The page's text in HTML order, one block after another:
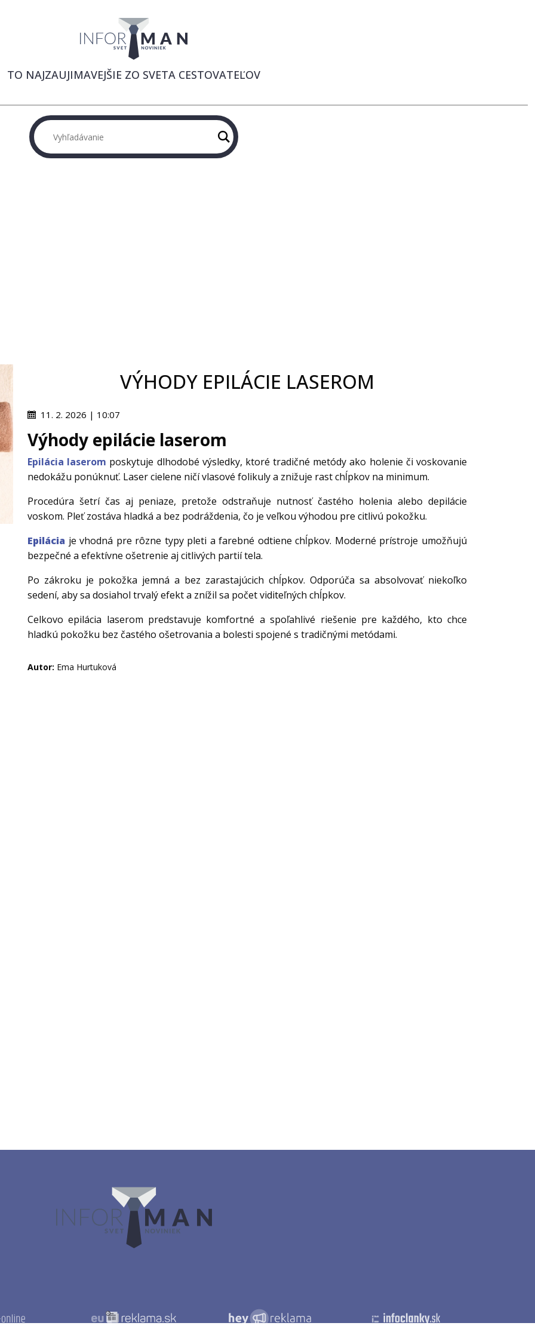
TO NAJZAUJIMAVEJŠIE ZO SVETA CESTOVATEĽOV
VÝHODY EPILÁCIE LASEROM
11. 2. 2026 | 10:07
Výhody epilácie laserom
Epilácia laserom poskytuje dlhodobé výsledky, ktoré tradičné metódy ako holenie či voskovanie
nedokážu ponúknuť. Laser cielene ničí vlasové folikuly a znižuje rast chĺpkov na minimum.
Procedúra šetrí čas aj peniaze, pretože odstraňuje nutnosť častého holenia alebo depilácie
voskom. Pleť zostáva hladká a bez podráždenia, čo je veľkou výhodou pre citlivú pokožku.
Epilácia je vhodná pre rôzne typy pleti a farebné odtiene chĺpkov. Moderné prístroje umožňujú
bezpečné a efektívne ošetrenie aj citlivých partií tela.
Po zákroku je pokožka jemná a bez zarastajúcich chĺpkov. Odporúča sa absolvovať niekoľko
sedení, aby sa dosiahol trvalý efekt a znížil sa počet viditeľných chĺpkov.
Celkovo epilácia laserom predstavuje komfortné a spoľahlivé riešenie pre každého, kto chce
hladkú pokožku bez častého ošetrovania a bolesti spojené s tradičnými metódami.
Autor: Ema Hurtuková